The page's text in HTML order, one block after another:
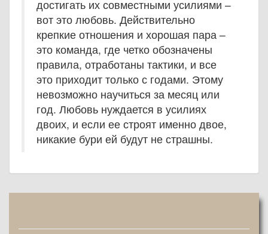
достигать их совместными усилиями –
вот это любовь. Действительно
крепкие отношения и хорошая пара –
это команда, где четко обозначены
правила, отработаны тактики, и все
это приходит только с годами. Этому
невозможно научиться за месяц или
год. Любовь нуждается в усилиях
двоих, и если ее строят именно двое,
никакие бури ей будут не страшны.